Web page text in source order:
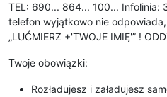
TEL: 690... 864... 100... Infolinia:
telefon wyjątkowo nie
„LUĆMIERZ +'TWOJE IMIĘ'” !
Twoje obowiązki:
Rozładujesz i załadujesz